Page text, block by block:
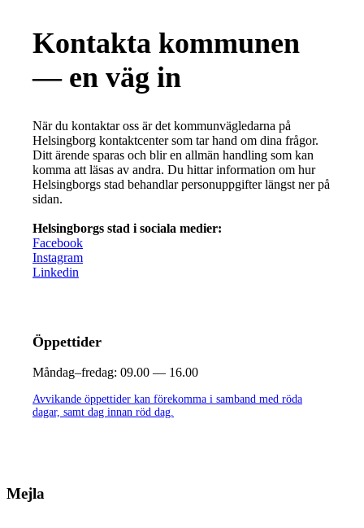
Kontakta kommunen
— en väg in
När du kontaktar oss är det kommunvägledarna på
Helsingborg kontaktcenter som tar hand om dina frågor.
Ditt ärende sparas och blir en allmän handling som kan
komma att läsas av andra. Du hittar information om hur
Helsingborgs stad behandlar personuppgifter längst ner på
sidan.
Helsingborgs stad i sociala medier:
Facebook
Instagram
Linkedin
Öppettider
Måndag–fredag: 09.00 — 16.00
Avvikande öppettider kan förekomma i samband med röda
dagar, samt dag innan röd dag.
Mejla